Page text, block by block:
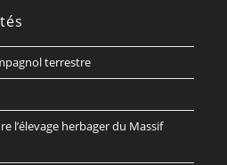
terrestre
l’élevage herbager du Massif